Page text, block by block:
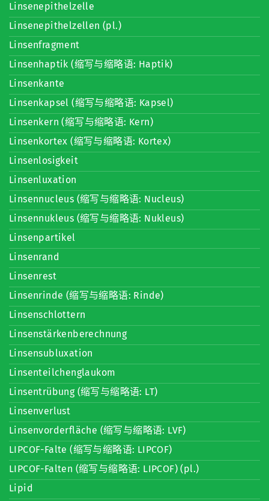
Linsenepithelzelle
Linsenepithelzellen (pl.)
Linsenfragment
Linsenhaptik (缩写与缩略语: Haptik)
Linsenkante
Linsenkapsel (缩写与缩略语: Kapsel)
Linsenkern (缩写与缩略语: Kern)
Linsenkortex (缩写与缩略语: Kortex)
Linsenlosigkeit
Linsenluxation
Linsennucleus (缩写与缩略语: Nucleus)
Linsennukleus (缩写与缩略语: Nukleus)
Linsenpartikel
Linsenrand
Linsenrest
Linsenrinde (缩写与缩略语: Rinde)
Linsenschlottern
Linsenstärkenberechnung
Linsensubluxation
Linsenteilchenglaukom
Linsentrübung (缩写与缩略语: LT)
Linsenverlust
Linsenvorderfläche (缩写与缩略语: LVF)
LIPCOF-Falte (缩写与缩略语: LIPCOF)
LIPCOF-Falten (缩写与缩略语: LIPCOF) (pl.)
Lipid